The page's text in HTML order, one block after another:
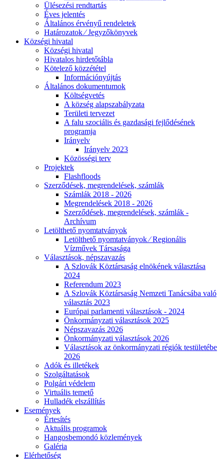
Ülésezési rendtartás
Éves jelentés
Általános érvényű rendeletek
Határozatok ⁄ Jegyzőkönyvek
Községi hivatal
Községi hivatal
Hivatalos hirdetőtábla
Kötelező közzététel
Információnyújtás
Általános dokumentumok
Költségvetés
A község alapszabályzata
Területi tervezet
A falu szociális és gazdasági fejlődésének
programja
Irányelv
Irányelv 2023
Közösségi terv
Projektek
Flashfloods
Szerződések, megrendelések, számlák
Számlák 2018 - 2026
Megrendelések 2018 - 2026
Szerződések, megrendelések, számlák -
Archívum
Letölthető nyomtatványok
Letölthető nyomtatványok ⁄ Regionális
Vízművek Társasága
Választások, népszavazás
A Szlovák Köztársaság elnökének választása
2024
Referendum 2023
A Szlovák Köztársaság Nemzeti Tanácsába való
választás 2023
Európai parlamenti választások - 2024
Önkormányzati választások 2025
Népszavazás 2026
Önkormányzati választások 2026
Választások az önkormányzati régiók testületébe
2026
Adók és illetékek
Szolgáltatások
Polgári védelem
Virtuális temető
Hulladék elszállítás
Események
Értesítés
Aktuális programok
Hangosbemondó közlemények
Galéria
Elérhetőség